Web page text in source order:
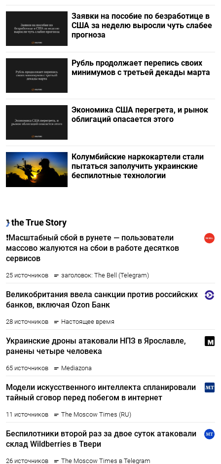
Заявки на пособие по безработице в
США за неделю выросли чуть слабее
прогноза
Рубль продолжает перепись своих
минимумов с третьей декады марта
Экономика США перегрета, и рынок
облигаций опасается этого
Колумбийские наркокартели стали
пытаться заполучить украинские
беспилотные технологии